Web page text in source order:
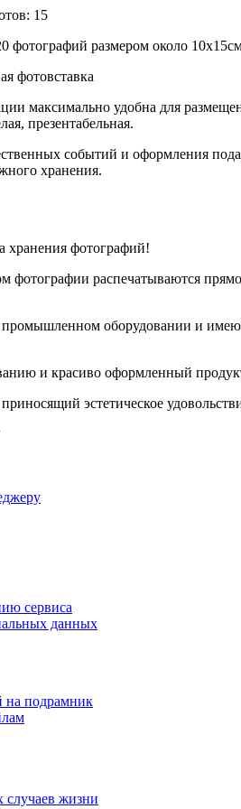
15
фотографий размером около
фотовставка
максимально удобна для
презентабельная.
событий и оформления
хранения.
хранения фотографий!
фотографии распечатываются
оборудовании и
и красиво оформленный
эстетическое
сервиса
данных
на подрамник
случаев жизни